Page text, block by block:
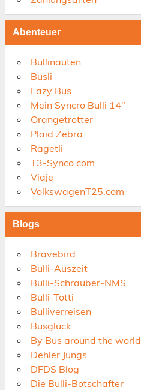
Abenteuer
Bullinauten
Busli
Lazy Bus
Mein Syncro Bulli 14"
Orangetrotter
Plaid Zebra
Ragetli
T3-Synco.com
Viaje
VolkswagenT25.com
Blogs
Bravebird
Bulli-Auszeit
Bulli-Schrauber-NMS
Bulli-Totti
Bulliverreisen
Busglück
By Bus around the world
Dehler Jungs
DFDS Blog
Die Bulli-Botschafter